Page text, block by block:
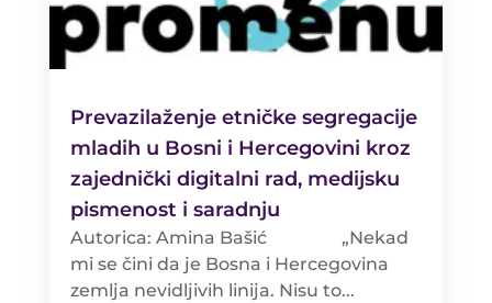
Prevazilaženje etničke segregacije
mladih u Bosni i Hercegovini kroz
zajednički digitalni rad, medijsku
pismenost i saradnju
Autorica: Amina Bašić „Nekad
mi se čini da je Bosna i Hercegovina
zemlja nevidljivih linija. Nisu to...